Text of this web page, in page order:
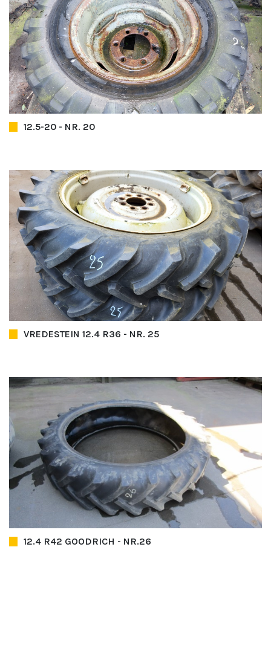
12.5-20 - NR. 20
VREDESTEIN 12.4 R36 - NR. 25
12.4 R42 GOODRICH - NR.26